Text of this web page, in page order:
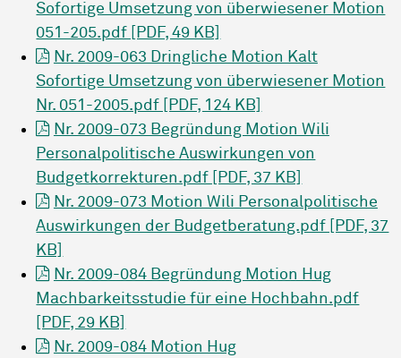
Sofortige Umsetzung von überwiesener Motion
051-205.pdf [PDF, 49 KB]
Nr. 2009-063 Dringliche Motion Kalt
Sofortige Umsetzung von überwiesener Motion
Nr. 051-2005.pdf [PDF, 124 KB]
Nr. 2009-073 Begründung Motion Wili
Personalpolitische Auswirkungen von
Budgetkorrekturen.pdf [PDF, 37 KB]
Nr. 2009-073 Motion Wili Personalpolitische
Auswirkungen der Budgetberatung.pdf [PDF, 37
KB]
Nr. 2009-084 Begründung Motion Hug
Machbarkeitsstudie für eine Hochbahn.pdf
[PDF, 29 KB]
Nr. 2009-084 Motion Hug